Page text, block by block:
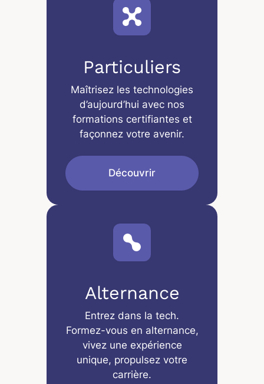
Particuliers
Maîtrisez les technologies
d’aujourd’hui avec nos
formations certifiantes et
façonnez votre avenir.
Découvrir
Alternance
Entrez dans la tech.
Formez-vous en alternance,
vivez une expérience
unique, propulsez votre
carrière.